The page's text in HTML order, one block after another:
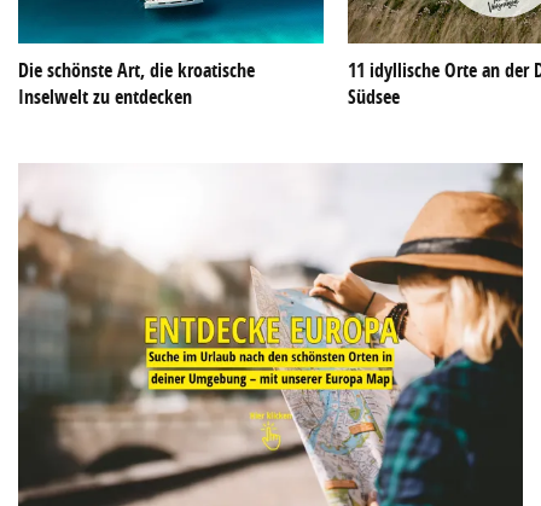
Die schönste Art, die kroatische
Inselwelt zu entdecken
11 idyllische Orte an der
Südsee